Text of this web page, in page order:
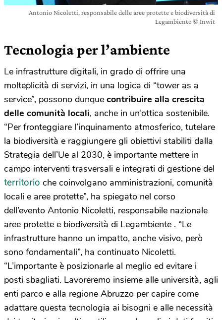
Antonio Nicoletti, responsabile delle aree protette e biodiversità di
Legambiente © Inwit
Tecnologia per l’ambiente
Le infrastrutture digitali, in grado di offrire una
molteplicità di servizi, in una logica di “tower as a
service”, possono dunque contribuire alla crescita
delle comunità locali, anche in un’ottica sostenibile.
“Per fronteggiare l’inquinamento atmosferico, tutelare
la biodiversità e raggiungere gli obiettivi stabiliti dalla
Strategia dell’Ue al 2030, è importante mettere in
campo interventi trasversali e integrati di gestione del
territorio che coinvolgano amministrazioni, comunità
locali e aree protette”, ha spiegato nel corso
dell’evento Antonio Nicoletti, responsabile nazionale
aree protette e biodiversità di Legambiente . “Le
infrastrutture hanno un impatto, anche visivo, però
sono fondamentali”, ha continuato Nicoletti.
“L’importante è posizionarle al meglio ed evitare i
posti sbagliati. Lavoreremo insieme alle università, agli
enti parco e alla regione Abruzzo per capire come
adattare questa tecnologia ai bisogni e alle necessità